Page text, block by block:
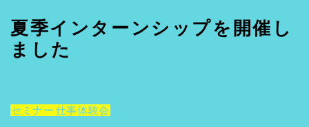
夏季インターンシップを開催し
ました
セミナー 仕事体験会